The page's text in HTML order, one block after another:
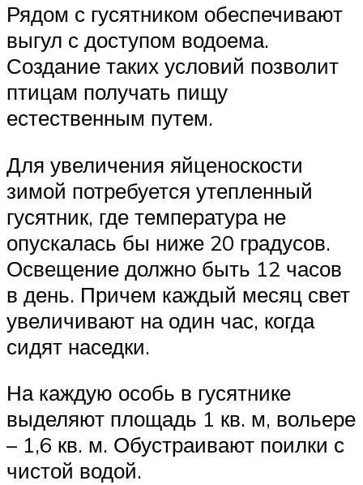
Рядом с гусятником обеспечивают
выгул с доступом водоема.
Создание таких условий позволит
птицам получать пищу
естественным путем.
Для увеличения яйценоскости
зимой потребуется утепленный
гусятник, где температура не
опускалась бы ниже 20 градусов.
Освещение должно быть 12 часов
в день. Причем каждый месяц свет
увеличивают на один час, когда
сидят наседки.
На каждую особь в гусятнике
выделяют площадь 1 кв. м, вольере
– 1,6 кв. м. Обустраивают поилки с
чистой водой.